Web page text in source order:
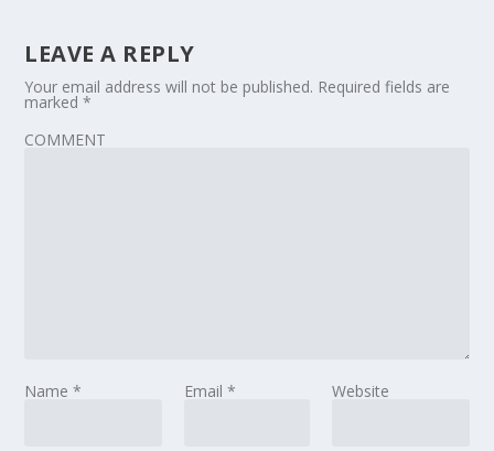
LEAVE A REPLY
Your email address will not be published. Required fields are
marked*
COMMENT
Name* Email * Website